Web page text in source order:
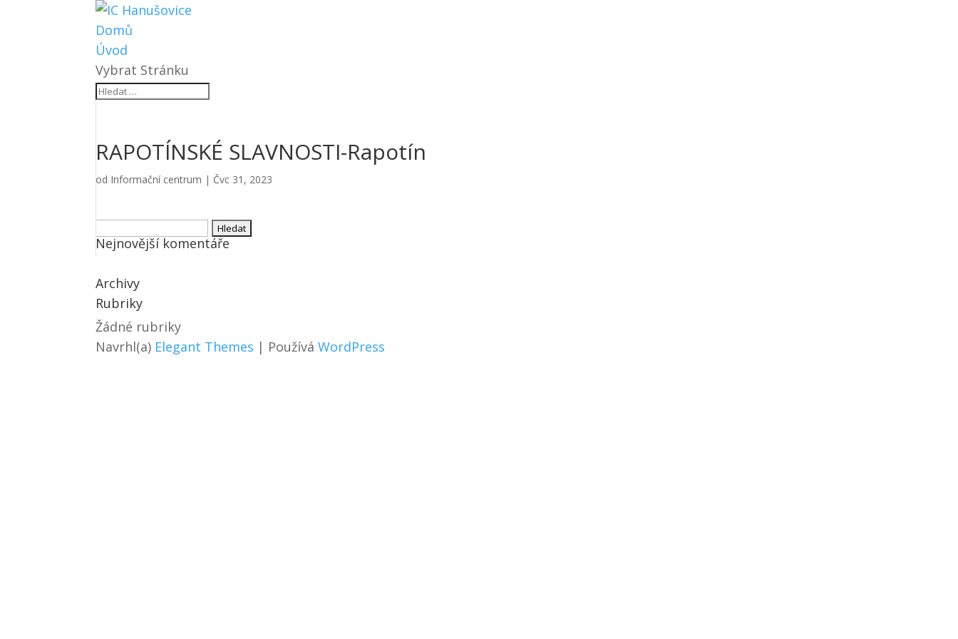
Domů
Úvod
Vybrat Stránku
RAPOTÍNSKÉ SLAVNOSTI-Rapotín
od Informační centrum | Čvc 31, 2023
Vyhledávání
Nejnovější komentáře
Archivy
Rubriky
Žádné rubriky
Navrhl(a) Elegant Themes | PoužíváWordPress